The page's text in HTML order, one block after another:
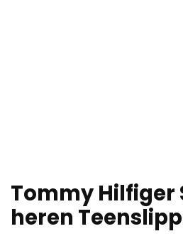
Tommy Hilfiger
heren